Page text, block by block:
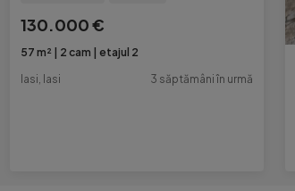
130.000 €
57 m² 2 cam
etajul 2
Iasi, Iasi
3 săptămâni în urmă